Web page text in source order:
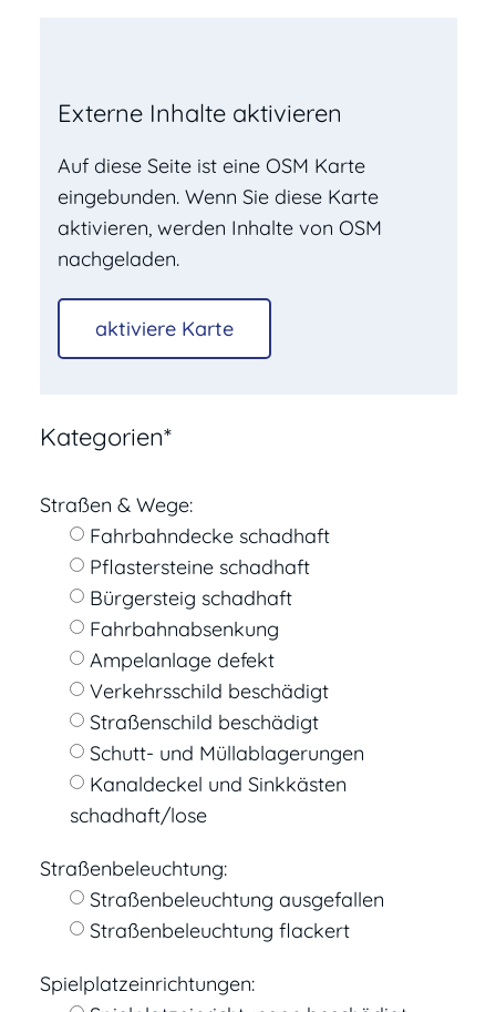
Externe Inhalte aktivieren
Auf diese Seite ist eine OSM Karte
eingebunden. Wenn Sie diese Karte
aktivieren, werden Inhalte von OSM
nachgeladen.
aktiviere Karte
Straße / Hausnummer:
PLZ / Stadt:
Kategorien*
Straßen & Wege:
Fahrbahndecke schadhaft
Pflastersteine schadhaft
Bürgersteig schadhaft
Fahrbahnabsenkung
Ampelanlage defekt
Verkehrsschild beschädigt
Straßenschild beschädigt
Schutt- und Müllablagerungen
Kanaldeckel und Sinkkästen
schadhaft/lose
Straßenbeleuchtung:
Straßenbeleuchtung ausgefallen
Straßenbeleuchtung flackert
Spielplatzeinrichtungen: